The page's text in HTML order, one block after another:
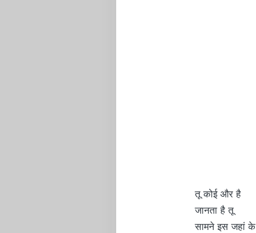
तू कोई और है
जानता है तू
सामने इस जहां के